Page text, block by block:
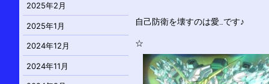
自己防衛を壊すのは愛…です♪
☆
2025年2月
2025年1月
2024年12月
2024年11月